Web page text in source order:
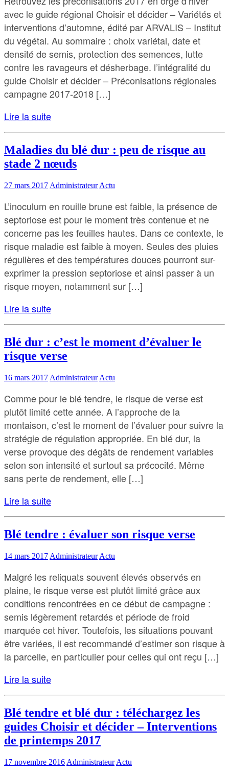
avec le guide régional Choisir et décider – Variétés et
interventions d’automne, édité par ARVALIS – Institut
du végétal. Au sommaire : choix variétal, date et
densité de semis, protection des semences, lutte
contre les ravageurs et désherbage. l’intégralité du
guide Choisir et décider – Préconisations régionales
campagne 2017-2018 […]
Lire la suite
Maladies du blé dur : peu de risque au
stade 2 nœuds
27 mars 2017 Administrateur Actu
L’inoculum en rouille brune est faible, la présence de
septoriose est pour le moment très contenue et ne
concerne pas les feuilles hautes. Dans ce contexte, le
risque maladie est faible à moyen. Seules des pluies
régulières et des températures douces pourront sur-
exprimer la pression septoriose et ainsi passer à un
risque moyen, notamment sur […]
Lire la suite
Blé dur : c’est le moment d’évaluer le
risque verse
16 mars 2017 Administrateur Actu
Comme pour le blé tendre, le risque de verse est
plutôt limité cette année. A l’approche de la
montaison, c’est le moment de l’évaluer pour suivre la
stratégie de régulation appropriée. En blé dur, la
verse provoque des dégâts de rendement variables
selon son intensité et surtout sa précocité. Même
sans perte de rendement, elle […]
Lire la suite
Blé tendre : évaluer son risque verse
14 mars 2017 Administrateur Actu
Malgré les reliquats souvent élevés observés en
plaine, le risque verse est plutôt limité grâce aux
conditions rencontrées en ce début de campagne :
semis légèrement retardés et période de froid
marquée cet hiver. Toutefois, les situations pouvant
être variées, il est recommandé d’estimer son risque à
la parcelle, en particulier pour celles qui ont reçu […]
Lire la suite
Blé tendre et blé dur : téléchargez les
guides Choisir et décider – Interventions
de printemps 2017
17 novembre 2016 Administrateur Actu